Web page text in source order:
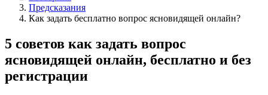
Предсказания
Как задать бесплатно вопрос ясновидящей онлайн?
5 советов как задать вопрос
ясновидящей онлайн, бесплатно и без
регистрации